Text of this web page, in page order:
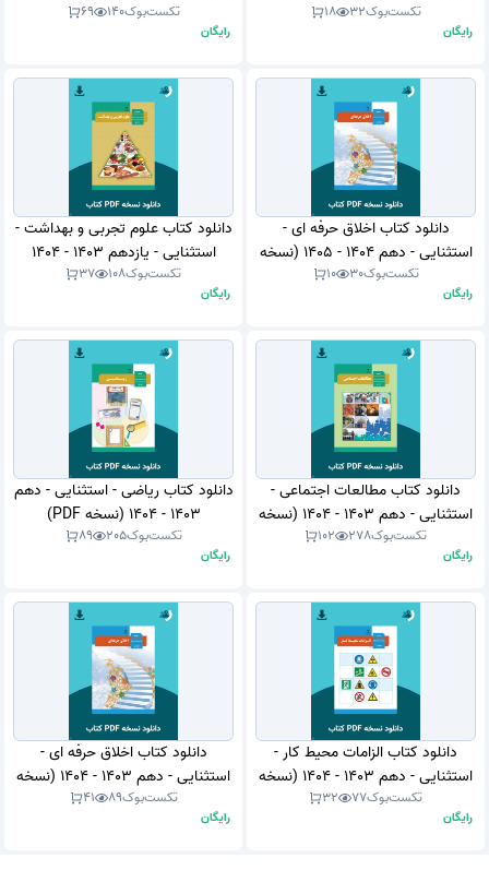
PDF)
تکست‌بوک32
18
رایگان
PDF)
تکست‌بوک140
69
رایگان
دانلود کتاب اخلاق حرفه ای -
استثنایی - دهم 1404 - 1405 (نسخه
PDF)
تکست‌بوک30
10
رایگان
دانلود کتاب علوم تجربی و بهداشت -
استثنایی - یازدهم 1403 - 1404
(نسخه PDF)
تکست‌بوک108
37
رایگان
دانلود کتاب مطالعات اجتماعی -
استثنایی - دهم 1403 - 1404 (نسخه
PDF)تکست‌بوک278
102
رایگان
دانلود کتاب ریاضی - استثنایی - دهم
1403 - 1404 (نسخه PDF)
تکست‌بوک205
89
رایگان
دانلود کتاب الزامات محیط کار -
استثنایی - دهم 1403 - 1404 (نسخه
PDF)تکست‌بوک77
32
رایگان
دانلود کتاب اخلاق حرفه ای -
استثنایی - دهم 1403 - 1404 (نسخه
PDF)
تکست‌بوک89
41
رایگان